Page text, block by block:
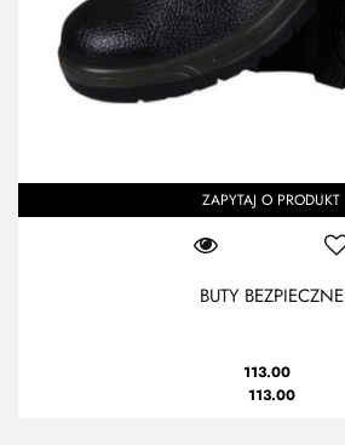
ZAPYTAJ O PRODUKT
BUTY BEZPIECZNE
113.00
113.00